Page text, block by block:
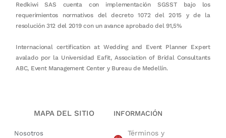
Redkiwi SAS cuenta con implementación SGSST bajo los
requerimientos normativos del decreto 1072 del 2015 y de la
resolución 312 del 2019 con un avance aprobado del 91,5%
Internacional certification at Wedding and Event Planner Expert
avalado por la Universidad Eafit, Association of Bridal Consultants
ABC, Event Management Center y Bureau de Medellín.
MAPA DEL SITIO
Nosotros
INFORMACIÓN
Términos y